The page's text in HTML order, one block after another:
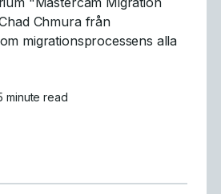
Chmura från
migrationsprocessens alla
5 minute read
vi lärde oss: Sammanfattning